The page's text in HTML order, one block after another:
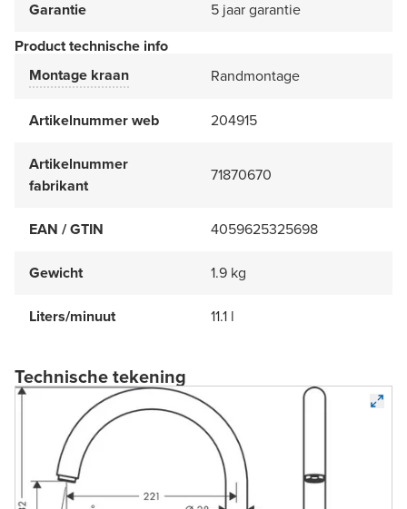
Garantie
5 jaar garantie
Product technische info
Montage kraan
Randmontage
Artikelnummer web 204915
Artikelnummer
fabrikant
71870670
EAN / GTIN 4059625325698
Gewicht 1.9 kg
Liters/minuut 11.1 l
Technische tekening